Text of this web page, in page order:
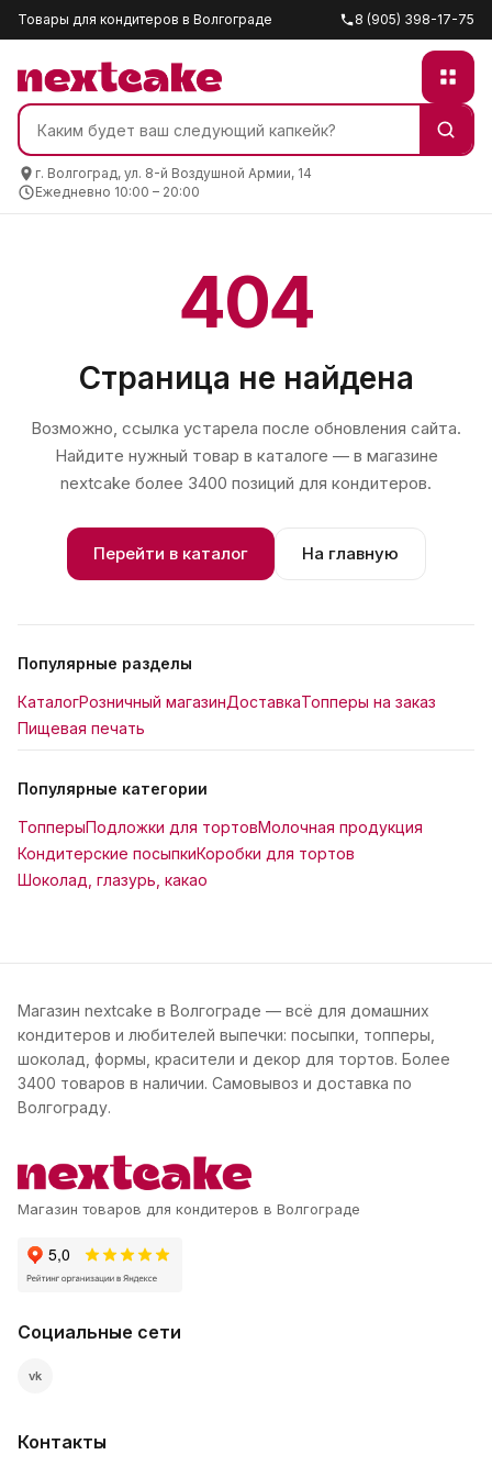
Товары для кондитеров в Волгограде 8 (905) 398-17-75
г. Волгоград, ул. 8-й Воздушной Армии, 14
Ежедневно 10:00 – 20:00
404
Страница не найдена
Возможно, ссылка устарела после обновления сайта.
Найдите нужный товар в каталоге — в магазине
nextcake более 3400 позиций для кондитеров.
Перейти в каталог На главную
Популярные разделы
КаталогРозничный магазинДоставкаТопперы на заказ
Пищевая печать
Популярные категории
ТопперыПодложки для тортовМолочная продукция
Кондитерские посыпкиКоробки для тортов
Шоколад, глазурь, какао
Магазин nextcake в Волгограде — всё для домашних
кондитеров и любителей выпечки: посыпки, топперы,
шоколад, формы, красители и декор для тортов. Более
3400 товаров в наличии. Самовывоз и доставка по
Волгограду.
Магазин товаров для кондитеров в Волгограде
Социальные сети
vk
Контакты